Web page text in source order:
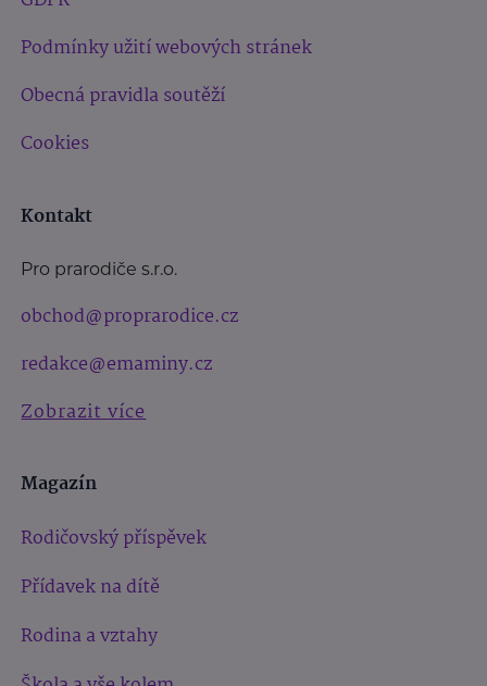
Podmínky užití webových stránek
Obecná pravidla soutěží
Cookies
Kontakt
Pro prarodiče s.r.o.
obchod@proprarodice.cz
redakce@emaminy.cz
Zobrazit více
Magazín
Rodičovský příspěvek
Přídavek na dítě
Rodina a vztahy